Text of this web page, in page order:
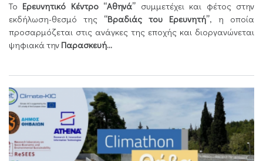
Το Ερευνητικό Κέντρο “Αθηνά” συμμετέχει και φέτος στην
εκδήλωση-θεσμό της “Βραδιάς του Ερευνητή”, η οποία
προσαρμόζεται στις ανάγκες της εποχής και διοργανώνεται
ψηφιακά την Παρασκευή...